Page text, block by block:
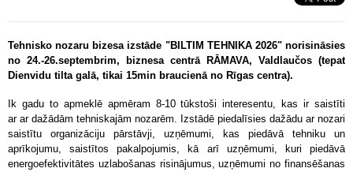
Tehnisko nozaru bizesa izstāde "BILTIM TEHNIKA 2026" norisināsies
no 24.-26.septembrim, biznesa centrā RĀMAVA, Valdlaučos (tepat
Dienvidu tilta galā, tikai 15min braucienā no Rīgas centra).
Ik gadu to apmeklē apmēram 8-10 tūkstoši interesentu, kas ir saistīti
ar ar dažādām tehniskajām nozarēm. Izstādē piedalīsies dažādu ar nozari
saistītu organizāciju pārstāvji, uzņēmumi, kas piedāvā tehniku un
aprīkojumu, saistītos pakalpojumis, kā arī uzņēmumi, kuri piedāvā
energoefektivitātes uzlabošanas risinājumus, uzņēmumi no finansēšanas